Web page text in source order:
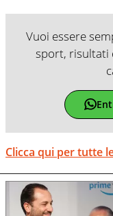
Vuoi essere
sport, risultati
Clicca qui per tutte